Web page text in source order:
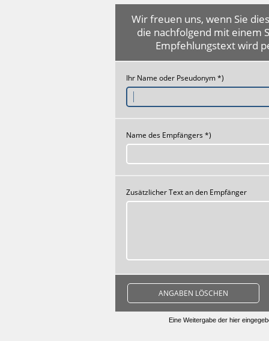
Wir freuen uns, wenn Sie
die nachfolgend mit einem
Empfehlungstext wird
Ihr Name oder Pseudonym *)
Name des Empfängers *)
Zusätzlicher Text an den Empfänger
ANGABEN LÖSCHEN
Eine Weitergabe der hier